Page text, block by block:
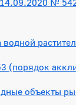
14.09.2020 №
(порядок
объекты